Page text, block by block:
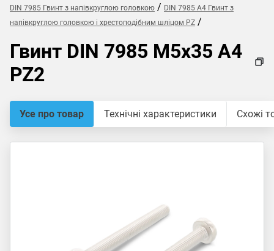
DIN 7985 Гвинт з напівкруглою головкою / DIN 7985 A4 Гвинт з
напівкруглою головкою і хрестоподібним шліцом PZ /
Гвинт DIN 7985 M5x35 A4
PZ2
Усе про товар Технічні характеристики Схожі